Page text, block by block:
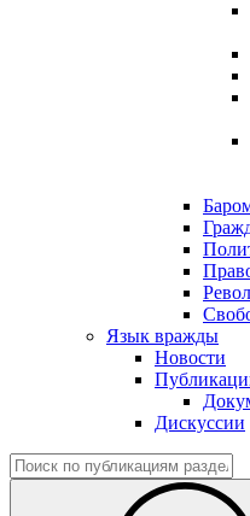
Язык вражды
Новости
Дискуссии